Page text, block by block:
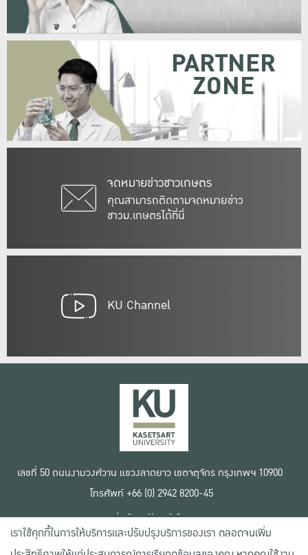
จดหมายข่าวชาวเกษตร
คุณสามารถติดตามจดหมายข่าว
ชาวม.เกษตรได้ที่นี่
PARTNER
ZONE
KU Channel
เลขที่ 50 ถนนงามวงศ์วาน แขวงลาดยาว เขตจตุจักร กรุงเทพฯ 10900
โทรศัพท์ +66 (0) 2942 8200-45
เงื่อนไขการใช้งานเว็บไซต์
ข้อตกลงด้านสิทธิ์ใช้งาน
นโยบายความเป็นส่วนตัว
เราใช้คุกกี้ในการให้บริการและปรับปรุงบริการของเรา ตลอดจนเพิ่ม